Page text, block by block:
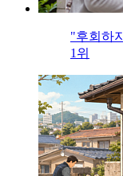
"후회하
1위